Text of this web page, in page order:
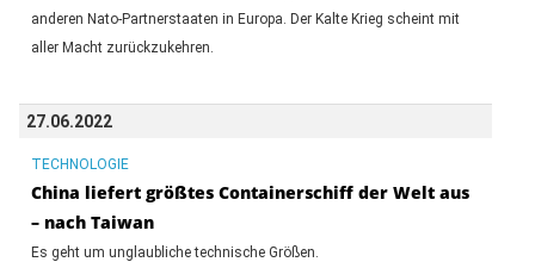
anderen Nato-Partnerstaaten in Europa. Der Kalte Krieg scheint mit
aller Macht zurückzukehren.
27.06.2022
TECHNOLOGIE
China liefert größtes Containerschiff der Welt aus
– nach Taiwan
Es geht um unglaubliche technische Größen.